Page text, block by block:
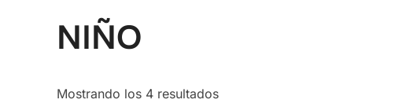
NIÑO
Mostrando los 4 resultados